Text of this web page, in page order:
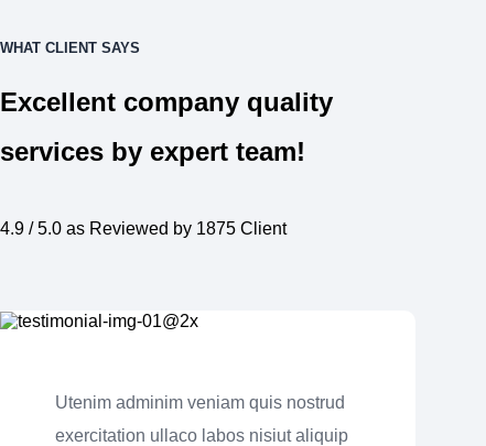
WHAT CLIENT SAYS
Excellent company quality
services by expert team!
4.9 / 5.0 as Reviewed by 1875 Client
Utenim adminim veniam quis nostrud
exercitation ullaco labos nisiut aliquip